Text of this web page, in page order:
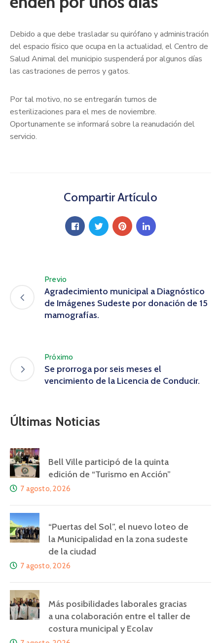
Debido a que debe trasladar su quirófano y administración
del espacio físico que ocupa en la actualidad, el Centro de
Salud Animal del municipio suspenderá por algunos días
las castraciones de perros y gatos.
Por tal motivo, no se entregarán turnos de
esterilizaciones para el mes de noviembre.
Oportunamente se informará sobre la reanudación del
servicio.
Compartir Artículo
Previo
Agradecimiento municipal a Diagnóstico
de Imágenes Sudeste por donación de 15
mamografías.
Próximo
Se prorroga por seis meses el
vencimiento de la Licencia de Conducir.
Últimas Noticias
Bell Ville participó de la quinta
edición de “Turismo en Acción”
7 agosto, 2026
“Puertas del Sol”, el nuevo loteo de
la Municipalidad en la zona sudeste
de la ciudad
7 agosto, 2026
Más posibilidades laborales gracias
a una colaboración entre el taller de
costura municipal y Ecolav